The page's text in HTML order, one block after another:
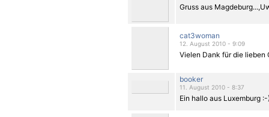
Gruss aus
cat3woman
12. August 2010 - 9:09
Vielen Dank für die lieben
booker
11. August 2010 - 8:37
Ein hallo aus Luxemburg